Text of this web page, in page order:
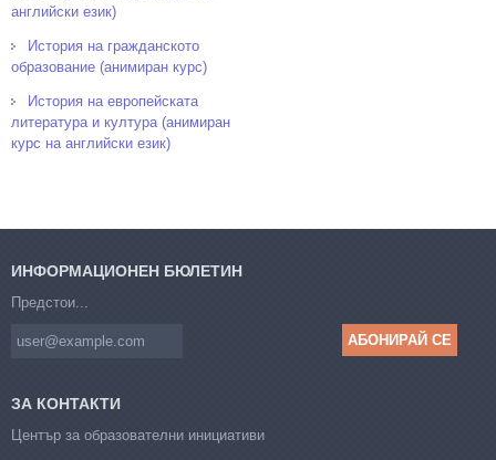
английски език)
История на гражданското
образование (анимиран курс)
История на европейската
литература и култура (анимиран
курс на английски език)
ИНФОРМАЦИОНЕН БЮЛЕТИН
Предстои...
ЗА КОНТАКТИ
Център за образователни инициативи